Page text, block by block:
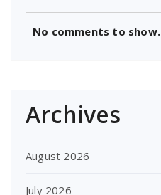
No comments to show.
Archives
August 2026
July 2026